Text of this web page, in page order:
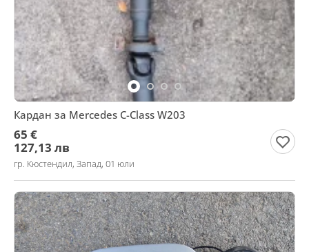
Кардан за Mercedes C-Class W203
65 €
127,13 лв
гр. Кюстендил, Запад, 01 юли